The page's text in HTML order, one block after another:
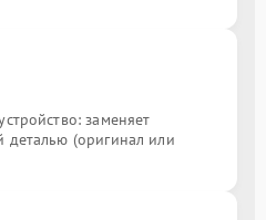
заменяет
деталью (оригинал или